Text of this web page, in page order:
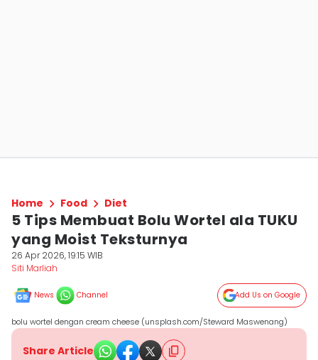
Home Food Diet
5 Tips Membuat Bolu Wortel ala TUKU
yang Moist Teksturnya
26 Apr 2026, 19:15 WIB
Siti Marliah
News Channel Add Us on Google
bolu wortel dengan cream cheese (unsplash.com/Steward Maswenang)
Share Article